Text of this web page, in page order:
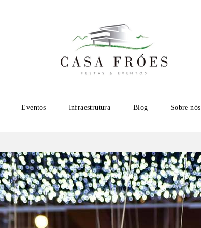
Eventos Infraestrutura Blog Sobre nós